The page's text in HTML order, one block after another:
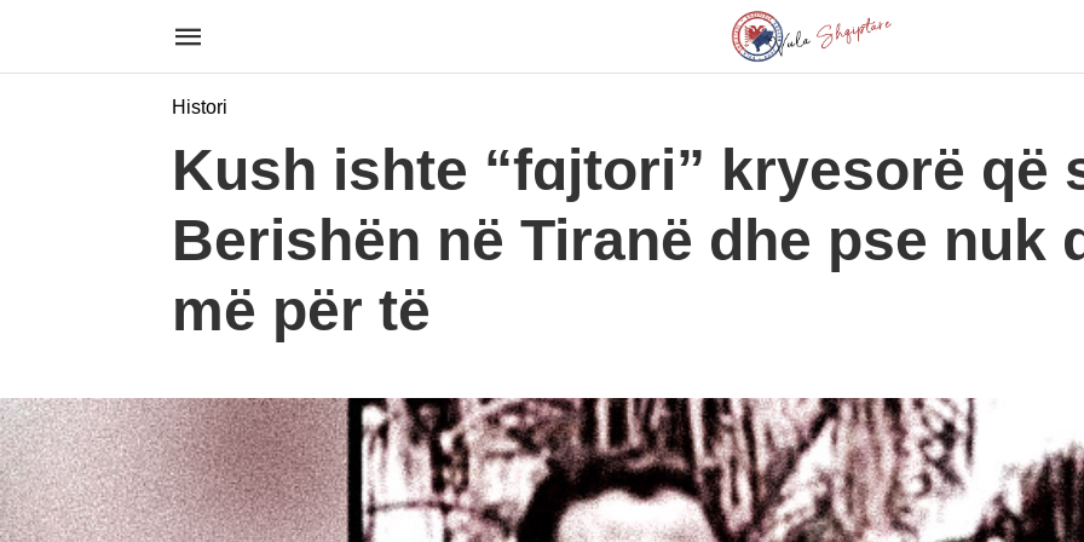
Histori
Kush ishte “fɑjtori” kryesorë që
Berishën në Tiranë dhe pse nuk
më për të